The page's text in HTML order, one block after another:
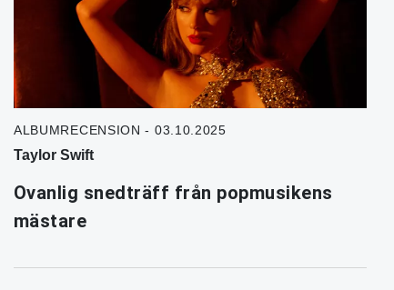
ALBUMRECENSION - 03.10.2025
Taylor Swift
Ovanlig snedträff från popmusikens
mästare